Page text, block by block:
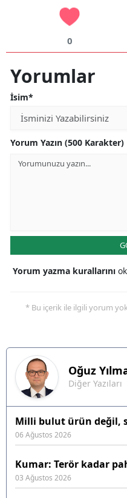
0
Yorumlar
İsim*
Yorum Yazın (500 Karakter)
Yorum yazma kurallarını
* Bu içerik ile ilgili yorum
Oğuz
Diğer Yazıları
Milli bulut ürün değil,
06 Ağustos 2026
Kumar: Terör kadar
03 Ağustos 2026